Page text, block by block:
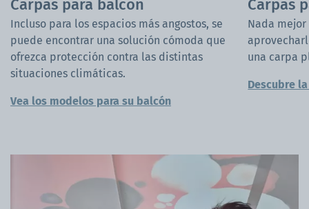
Carpas para balcón
Incluso para los espacios más angostos, se
puede encontrar una solución cómoda que
ofrezca protección contra las distintas
situaciones climáticas.
Vea los modelos para su balcón
Carpas
Nada
una carpa
Descubre